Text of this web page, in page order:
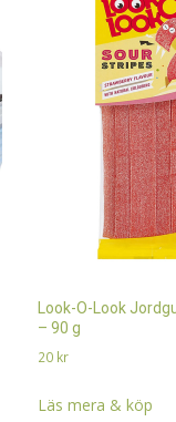
Look-O-Look
– 90 g
20 kr
Läs mera & köp